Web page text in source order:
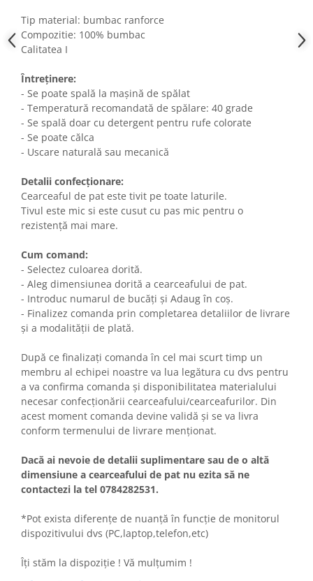
Tip material: bumbac ranforce
Compozitie: 100% bumbac
Calitatea I
Întreținere:
- Se poate spală la mașină de spălat
- Temperatură recomandată de spălare: 40 grade
- Se spală doar cu detergent pentru rufe colorate
- Se poate călca
- Uscare naturală sau mecanică
Detalii confecționare:
Cearceaful de pat este tivit pe toate laturile.
Tivul este mic si este cusut cu pas mic pentru o
rezistență mai mare.
Cum comand:
- Selectez culoarea dorită.
- Aleg dimensiunea dorită a cearceafului de pat.
- Introduc numarul de bucăți și Adaug în coș.
- Finalizez comanda prin completarea detaliilor de livrare
și a modalității de plată.
După ce finalizați comanda în cel mai scurt timp un
membru al echipei noastre va lua legătura cu dvs pentru
a va confirma comanda și disponibilitatea materialului
necesar confecționării cearceafului/cearceafurilor. Din
acest moment comanda devine validă și se va livra
conform termenului de livrare menționat.
Dacă ai nevoie de detalii suplimentare sau de o altă
dimensiune a cearceafului de pat nu ezita să ne
contactezi la tel 0784282531.
*Pot exista diferențe de nuanță în funcție de monitorul
dispozitivului dvs (PC,laptop,telefon,etc)
Îți stăm la dispoziție ! Vă mulțumim !